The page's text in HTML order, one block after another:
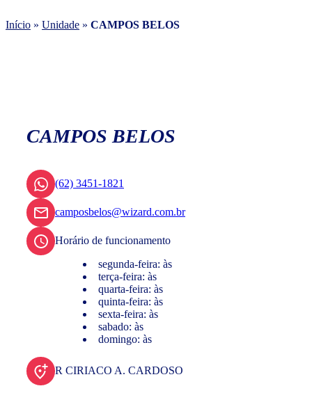
Início » Unidade » CAMPOS BELOS
CAMPOS BELOS
(62) 3451-1821
camposbelos@wizard.com.br
Horário de funcionamento
segunda-feira: às
terça-feira: às
quarta-feira: às
quinta-feira: às
sexta-feira: às
sabado: às
domingo: às
R CIRIACO A. CARDOSO